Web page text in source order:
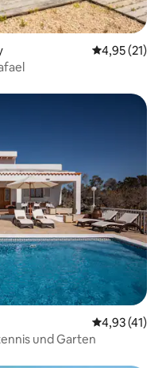
4,95 (21)
4,93 (41)
und Garten